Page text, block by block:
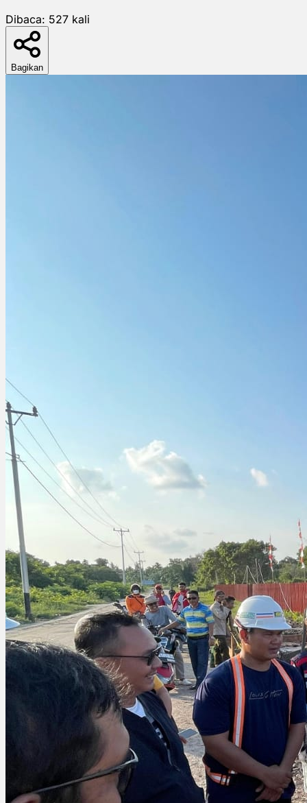
Dibaca: 527 kali
Bagikan